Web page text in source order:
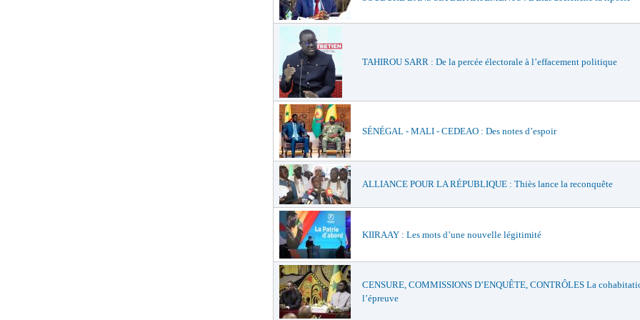
TAHIROU SARR : De la percée électorale à l’effacement politique
SÉNÉGAL - MALI - CEDEAO : Des notes d’espoir
ALLIANCE POUR LA RÉPUBLIQUE : Thiès lance la reconquête
KIIRAAY : Les mots d’une nouvelle légitimité
CENSURE, COMMISSIONS D’ENQUÊTE, CONTRÔLES La
l’épreuve